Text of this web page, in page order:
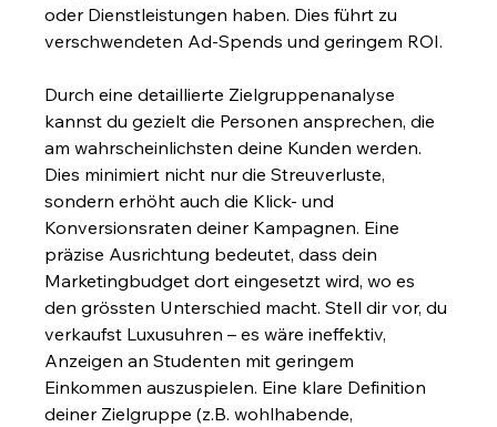
oder Dienstleistungen haben. Dies führt zu
verschwendeten Ad-Spends und geringem ROI.
Durch eine detaillierte Zielgruppenanalyse
kannst du gezielt die Personen ansprechen, die
am wahrscheinlichsten deine Kunden werden.
Dies minimiert nicht nur die Streuverluste,
sondern erhöht auch die Klick- und
Konversionsraten deiner Kampagnen. Eine
präzise Ausrichtung bedeutet, dass dein
Marketingbudget dort eingesetzt wird, wo es
den grössten Unterschied macht. Stell dir vor, du
verkaufst Luxusuhren – es wäre ineffektiv,
Anzeigen an Studenten mit geringem
Einkommen auszuspielen. Eine klare Definition
deiner Zielgruppe (z.B. wohlhabende,